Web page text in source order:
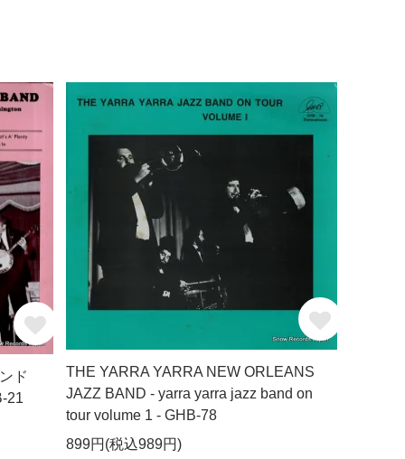
ド
21
THE YARRA YARRA NEW ORLEANS
JAZZ BAND - yarra yarra jazz band on
tour volume 1 - GHB-78
899円(税込989円)